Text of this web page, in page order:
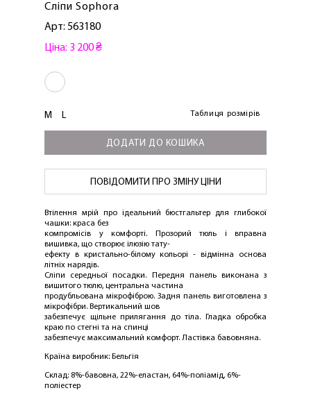
Сліпи Sophora
Арт: 563180
Ціна: 3 200 ₴
M L Таблиця розмірів
ДОДАТИ ДО КОШИКА
ПОВІДОМИТИ ПРО ЗМІНУ ЦІНИ
Втілення мрій про ідеальний бюстгальтер для глибокої
чашки: краса без
компромісів у комфорті. Прозорий тюль і вправна
вишивка, що створює ілюзію тату-
ефекту в кристально-білому кольорі - відмінна основа
літніх нарядів.
Сліпи середньої посадки. Передня панель виконана з
вишитого тюлю, центральна частина
продубльована мікрофіброю. Задня панель виготовлена ​​з
мікрофібри. Вертикальний шов
забезпечує щільне прилягання до тіла. Гладка обробка
краю по стегні та на спинці
забезпечує максимальний комфорт. Ластівка бавовняна.
Країна виробник: Бельгія
Склад: 8%-бавовна, 22%-еластан, 64%-поліамід, 6%-
поліестер
ЛАСКАВО ПРОСИМО ДО
NOSOVSKI.COM! ПРИЙМІТЬ ВІД НАС
ПРИВІТНИЙ БОНУС - ЗНИЖКУ НА